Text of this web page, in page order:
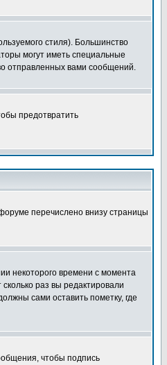
стиля). Большинство
могут иметь специальные
отправленных вами сообщений.
предотвратить
перечислено внизу страницы
некоторого времени с момента
раз вы редактировали
сами оставить пометку, где
чтобы подпись